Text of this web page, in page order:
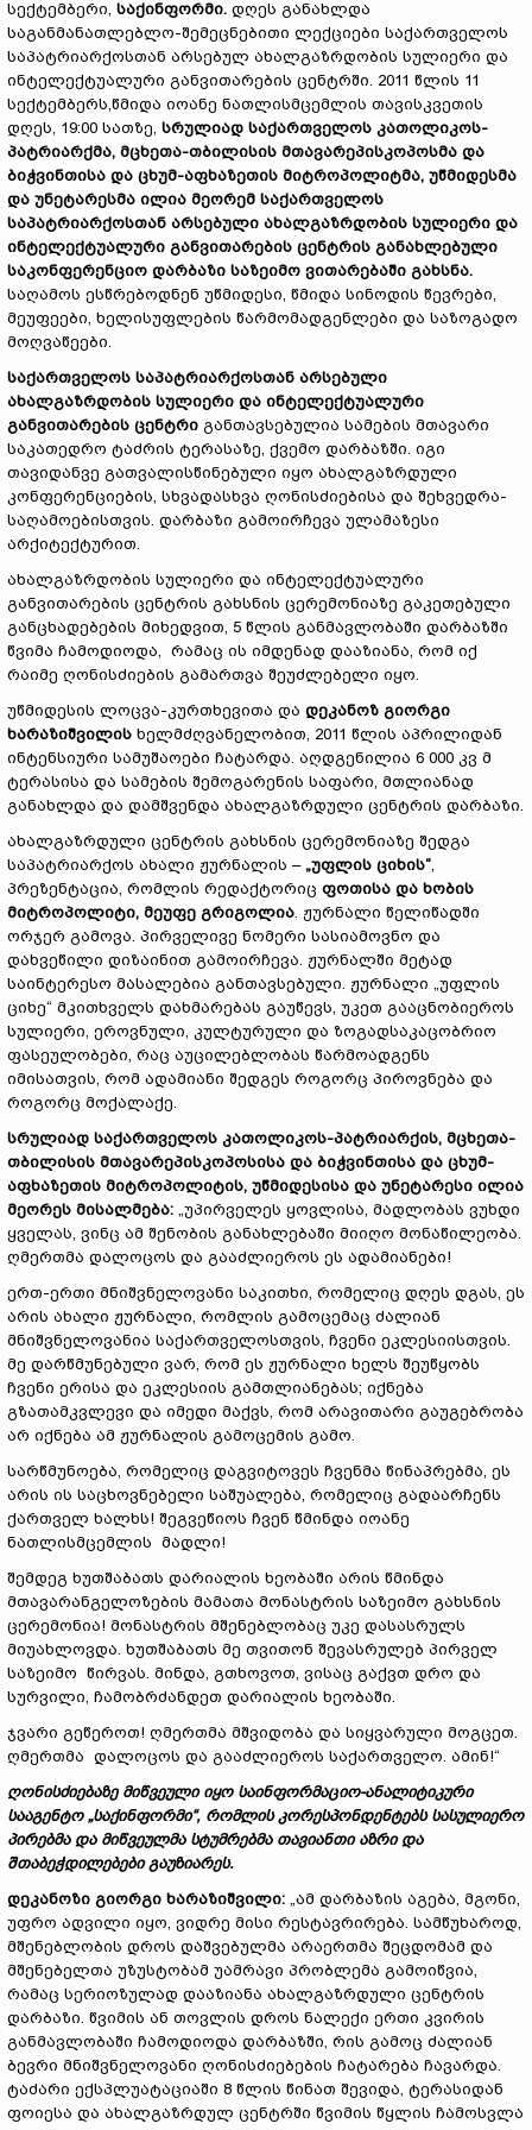
სექტემბერი, საქინფორმი. დღეს განახლდა
საგანმანათლებლო-შემეცნებითი ლექციები საქართველოს
საპატრიარქოსთან არსებულ ახალგაზრდობის სულიერი და
ინტელექტუალური განვითარების ცენტრში. 2011 წლის 11
სექტემბერს,წმიდა იოანე ნათლისმცემლის თავისკვეთის
დღეს, 19:00 სათზე, სრულიად საქართველოს კათოლიკოს-
პატრიარქმა, მცხეთა-თბილისის მთავარეპისკოპოსმა და
ბიჭვინთისა და ცხუმ-აფხაზეთის მიტროპოლიტმა, უწმიდესმა
და უნეტარესმა ილია მეორემ საქართველოს
საპატრიარქოსთან არსებული ახალგაზრდობის სულიერი და
ინტელექტუალური განვითარების ცენტრის განახლებული
საკონფერენციო დარბაზი საზეიმო ვითარებაში გახსნა.
საღამოს ესწრებოდნენ უწმიდესი, წმიდა სინოდის წევრები,
მეუფეები, ხელისუფლების წარმომადგენლები და საზოგადო
მოღვაწეები.
საქართველოს საპატრიარქოსთან არსებული
ახალგაზრდობის სულიერი და ინტელექტუალური
განვითარების ცენტრი განთავსებულია სამების მთავარი
საკათედრო ტაძრის ტერასაზე, ქვემო დარბაზში. იგი
თავიდანვე გათვალისწინებული იყო ახალგაზრდული
კონფერენციების, სხვადასხვა ღონისძიებისა და შეხვედრა-
საღამოებისთვის. დარბაზი გამოირჩევა ულამაზესი
არქიტექტურით.
ახალგაზრდობის სულიერი და ინტელექტუალური
განვითარების ცენტრის გახსნის ცერემონიაზე გაკეთებული
განცხადებების მიხედვით, 5 წლის განმავლობაში დარბაზში
წვიმა ჩამოდიოდა, რამაც ის იმდენად დააზიანა, რომ იქ
რაიმე ღონისძიების გამართვა შეუძლებელი იყო.
უწმიდესის ლოცვა-კურთხევითა და დეკანოზ გიორგი
ხარაზიშვილის ხელმძღვანელობით, 2011 წლის აპრილიდან
ინტენსიური სამუშაოები ჩატარდა. აღდგენილია 6 000 კვ მ
ტერასისა და სამების შემოგარენის საფარი, მთლიანად
განახლდა და დამშვენდა ახალგაზრდული ცენტრის დარბაზი.
ახალგაზრდული ცენტრის გახსნის ცერემონიაზე შედგა
საპატრიარქოს ახალი ჟურნალის – „უფლის ციხის“,
პრეზენტაცია, რომლის რედაქტორიც ფოთისა და ხობის
მიტროპოლიტი, მეუფე გრიგოლია. ჟურნალი წელიწადში
ორჯერ გამოვა. პირველივე ნომერი სასიამოვნო და
დახვეწილი დიზაინით გამოირჩევა. ჟურნალში მეტად
საინტერესო მასალებია განთავსებული. ჟურნალი „უფლის
ციხე“ მკითხველს დახმარებას გაუწევს, უკეთ გააცნობიეროს
სულიერი, ეროვნული, კულტურული და ზოგადსაკაცობრიო
ფასეულობები, რაც აუცილებლობას წარმოადგენს
იმისათვის, რომ ადამიანი შედგეს როგორც პიროვნება და
როგორც მოქალაქე.
სრულიად საქართველოს კათოლიკოს-პატრიარქის, მცხეთა-
თბილისის მთავარეპისკოპოსისა და ბიჭვინთისა და ცხუმ-
აფხაზეთის მიტროპოლიტის, უწმიდესისა და უნეტარესი ილია
მეორეს მისალმება: „უპირველეს ყოვლისა, მადლობას ვუხდი
ყველას, ვინც ამ შენობის განახლებაში მიიღო მონაწილეობა.
ღმერთმა დალოცოს და გააძლიეროს ეს ადამიანები!
ერთ-ერთი მნიშვნელოვანი საკითხი, რომელიც დღეს დგას, ეს
არის ახალი ჟურნალი, რომლის გამოცემაც ძალიან
მნიშვნელოვანია საქართველოსთვის, ჩვენი ეკლესიისთვის.
მე დარწმუნებული ვარ, რომ ეს ჟურნალი ხელს შეუწყობს
ჩვენი ერისა და ეკლესიის გამთლიანებას; იქნება
გზათამკვლევი და იმედი მაქვს, რომ არავითარი გაუგებრობა
არ იქნება ამ ჟურნალის გამოცემის გამო.
სარწმუნოება, რომელიც დაგვიტოვეს ჩვენმა წინაპრებმა, ეს
არის ის საცხოვნებელი საშუალება, რომელიც გადაარჩენს
ქართველ ხალხს! შეგვეწიოს ჩვენ წმინდა იოანე
ნათლისმცემლის მადლი!
შემდეგ ხუთშაბათს დარიალის ხეობაში არის წმინდა
მთავარანგელოზების მამათა მონასტრის საზეიმო გახსნის
ცერემონია! მონასტრის მშენებლობაც უკე დასასრულს
მიუახლოვდა. ხუთშაბათს მე თვითონ შევასრულებ პირველ
საზეიმო წირვას. მინდა, გთხოვოთ, ვისაც გაქვთ დრო და
სურვილი, ჩამობრძანდეთ დარიალის ხეობაში.
ჯვარი გეწეროთ! ღმერთმა მშვიდობა და სიყვარული მოგცეთ.
ღმერთმა დალოცოს და გააძლიეროს საქართველო. ამინ!“
ღონისძიებაზე მიწვეული იყო საინფორმაციო-ანალიტიკური
სააგენტო „საქინფორმი“, რომლის კორესპონდენტებს სასულიერო
პირებმა და მიწვეულმა სტუმრებმა თავიანთი აზრი და
შთაბეჭდილებები გაუზიარეს.
დეკანოზი გიორგი ხარაზიშვილი: „ამ დარბაზის აგება, მგონი,
უფრო ადვილი იყო, ვიდრე მისი რესტავრირება. სამწუხაროდ,
მშენებლობის დროს დაშვებულმა არაერთმა შეცდომამ და
მშენებელთა უზუსტობამ უამრავი პრობლემა გამოიწვია,
რამაც სერიოზულად დააზიანა ახალგაზრდული ცენტრის
დარბაზი. წვიმის ან თოვლის დროს ნალექი ერთი კვირის
განმავლობაში ჩამოდიოდა დარბაზში, რის გამოც ძალიან
ბევრი მნიშვნელოვანი ღონისძიებების ჩატარება ჩავარდა.
ტაძარი ექსპლუატაციაში 8 წლის წინათ შევიდა, ტერასიდან
ფოიესა და ახალგაზრდულ ცენტრში წვიმის წყლის ჩამოსვლა